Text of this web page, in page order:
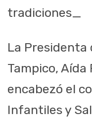
tradiciones_
La Presidenta
Tampico, Aída
encabezó el
Infantiles y